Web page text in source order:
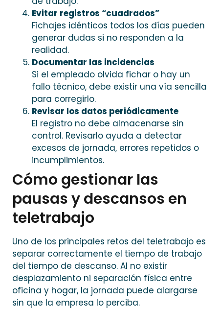
Evitar registros “cuadrados”
Fichajes idénticos todos los días pueden
generar dudas si no responden a la
realidad.
Documentar las incidencias
Si el empleado olvida fichar o hay un
fallo técnico, debe existir una vía sencilla
para corregirlo.
Revisar los datos periódicamente
El registro no debe almacenarse sin
control. Revisarlo ayuda a detectar
excesos de jornada, errores repetidos o
incumplimientos.
Cómo gestionar las
pausas y descansos en
teletrabajo
Uno de los principales retos del teletrabajo es
separar correctamente el tiempo de trabajo
del tiempo de descanso. Al no existir
desplazamiento ni separación física entre
oficina y hogar, la jornada puede alargarse
sin que la empresa lo perciba.